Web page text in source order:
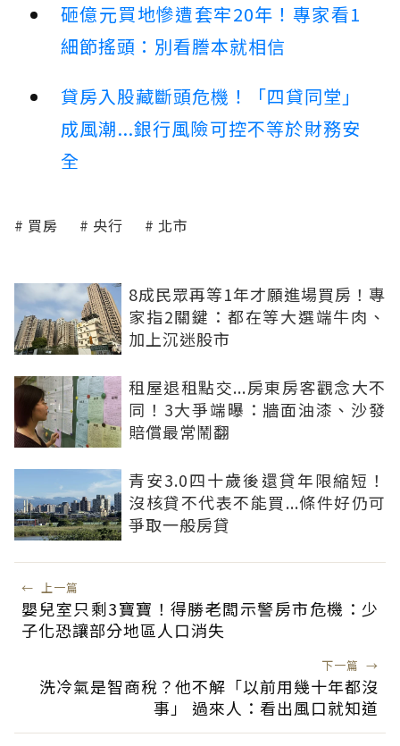
砸億元買地慘遭套牢20年！專家看1
細節搖頭：別看謄本就相信
貸房入股藏斷頭危機！「四貸同堂」
成風潮...銀行風險可控不等於財務安
全
買房 央行 北市
8成民眾再等1年才願進場買房！專
家指2關鍵：都在等大選端牛肉、
加上沉迷股市
租屋退租點交...房東房客觀念大不
同！3大爭端曝：牆面油漆、沙發
賠償最常鬧翻
青安3.0四十歲後還貸年限縮短！
沒核貸不代表不能買...條件好仍可
爭取一般房貸
← 上一篇
嬰兒室只剩3寶寶！得勝老闆示警房市危機：少
子化恐讓部分地區人口消失
下一篇 →
洗冷氣是智商稅？他不解「以前用幾十年都沒
事」 過來人：看出風口就知道